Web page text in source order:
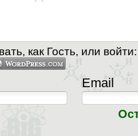
как Гость, или войти:
Email